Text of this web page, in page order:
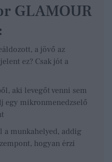
GLAMOUR
a jövő az
ez? Csak jót a
aki levegőt venni sem
egy mikronmenedzselő
a munkahelyed, addig
hogyan érzi